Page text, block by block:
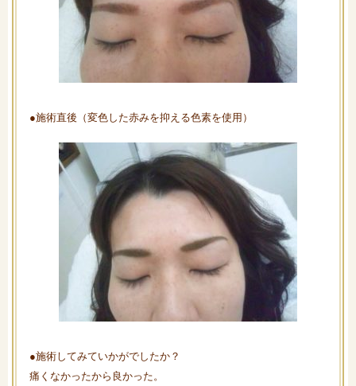
●施術直後（変色した赤みを抑える色素を使用）
●施術してみていかがでしたか？
痛くなかったから良かった。